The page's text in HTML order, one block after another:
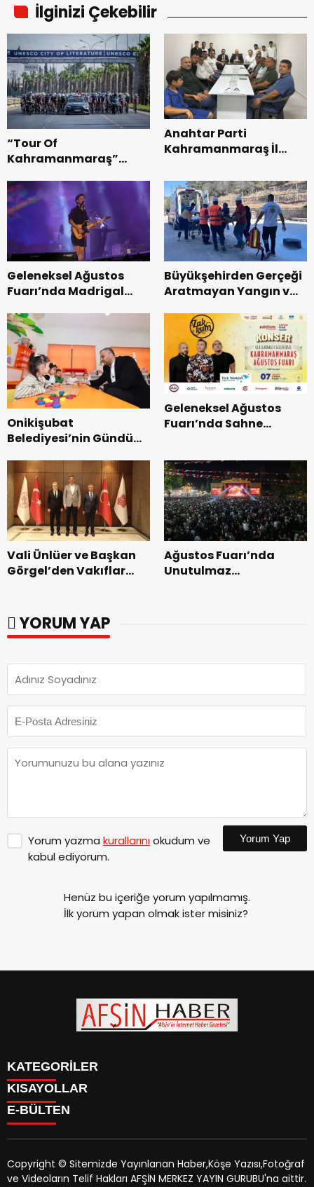
İlginizi Çekebilir
“Tour Of
Kahramanmaraş”
Bisikleti Turnuvası
Tamamlandı.
Anahtar Parti
Kahramanmaraş İl
Teşkilatı ile buluştu.
Geleneksel Ağustos
Fuarı’nda Madrigal
Büyükşehirden Gerçeği
Aratmayan Yangın ve
Onikişubat
Belediyesi’nin Gündüz
dönemin ön kayıtları
başladı.
Geleneksel Ağustos
Fuarı’nda Sahne
Vali Ünlüer ve Başkan
Görgel’den Vakıflar
Ağustos Fuarı’nda
Unutulmaz
YORUM YAP
Yorum yazma kurallarınıokudum ve
kabul ediyorum.
Yorum Yap
Henüz bu içeriğe yorum yapılmamış.
İlk yorum yapan olmak ister misiniz?
KATEGORİLER
SİYASET
EĞİTİM
MAGAZİN
MANŞETLER
KISAYOLLAR
SİYASET
EĞİTİM
KÜLTÜR SANAT
MAGAZİN
E-BÜLTEN
Copyright © Sitemizde Yayınlanan Haber,Köşe Yazısı,Fotoğraf
ve Videoların Telif Hakları AFŞİN MERKEZ YAYIN GURUBU'na aittir.